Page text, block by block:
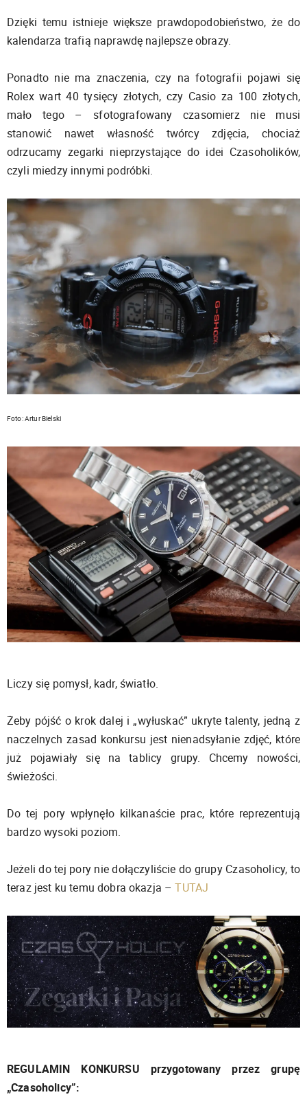
Dzięki temu istnieje większe prawdopodobieństwo, że do
kalendarza trafią naprawdę najlepsze obrazy.
Ponadto nie ma znaczenia, czy na fotografii pojawi się
Rolex wart 40 tysięcy złotych, czy Casio za 100 złotych,
mało tego – sfotografowany czasomierz nie musi
stanowić nawet własność twórcy zdjęcia, chociaż
odrzucamy zegarki nieprzystające do idei Czasoholików,
czyli miedzy innymi podróbki.
Foto: Artur Bielski
Liczy się pomysł, kadr, światło.
Żeby pójść o krok dalej i „wyłuskać” ukryte talenty, jedną z
naczelnych zasad konkursu jest nienadsyłanie zdjęć, które
już pojawiały się na tablicy grupy. Chcemy nowości,
świeżości.
Do tej pory wpłynęło kilkanaście prac, które reprezentują
bardzo wysoki poziom.
Jeżeli do tej pory nie dołączyliście do grupy Czasoholicy, to
teraz jest ku temu dobra okazja –TUTAJ
REGULAMIN KONKURSU przygotowany przez grupę
„Czasoholicy”: